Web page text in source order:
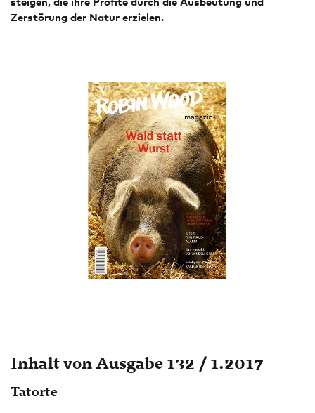
Zerstörung der Natur erzielen.
Inhalt von Ausgabe 132 / 1.2017
Tatorte